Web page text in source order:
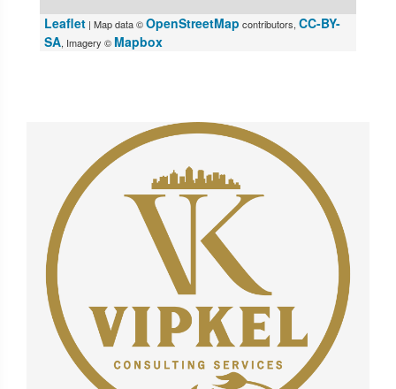
Leaflet | Map data ©OpenStreetMap contributors, CC-BY-
SA, Imagery © Mapbox